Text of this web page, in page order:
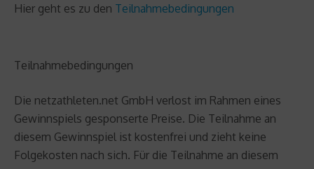
Hier geht es zu den Teilnahmebedingungen
Teilnahmebedingungen
Die netzathleten.net GmbH verlost im Rahmen eines
Gewinnspiels gesponserte Preise. Die Teilnahme an
diesem Gewinnspiel ist kostenfrei und zieht keine
Folgekosten nach sich. Für die Teilnahme an diesem